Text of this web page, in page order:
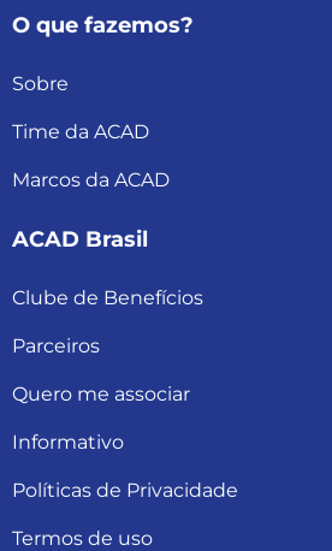
O que fazemos?
Sobre
Time da ACAD
Marcos da ACAD
ACAD Brasil
Clube de Benefícios
Parceiros
Quero me associar
Informativo
Políticas de Privacidade
Termos de uso